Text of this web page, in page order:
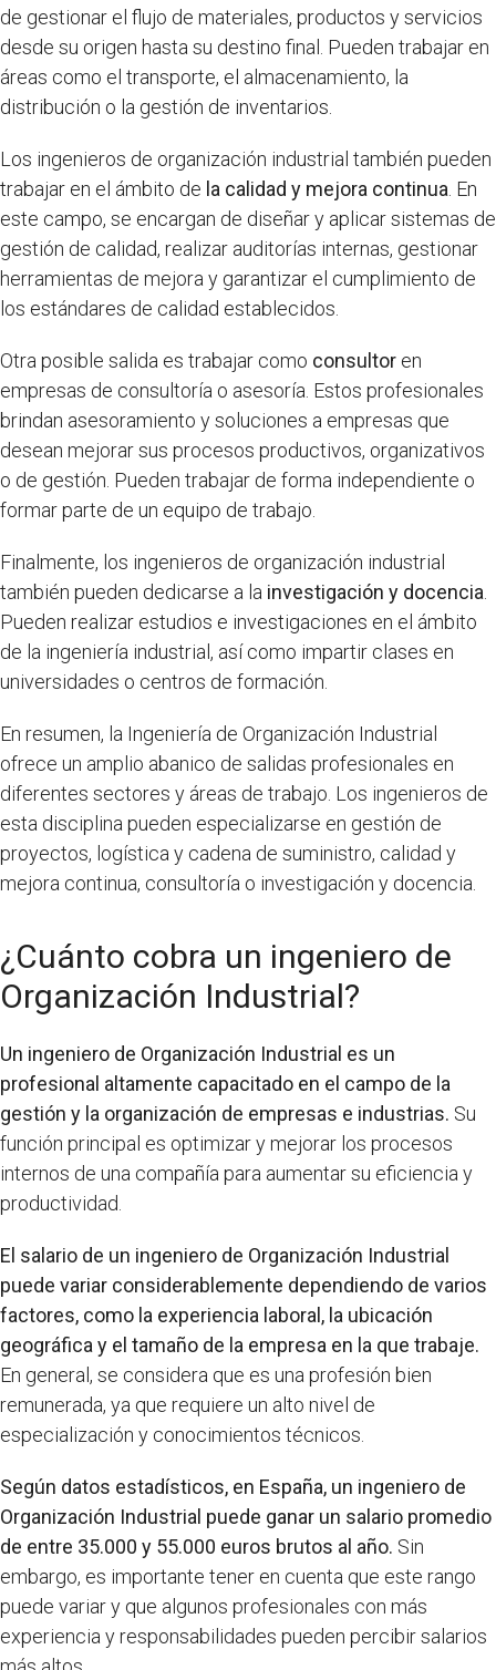
de gestionar el flujo de materiales, productos y servicios
desde su origen hasta su destino final. Pueden trabajar en
áreas como el transporte, el almacenamiento, la
distribución o la gestión de inventarios.
Los ingenieros de organización industrial también pueden
trabajar en el ámbito de la calidad y mejora continua . En
este campo, se encargan de diseñar y aplicar sistemas de
gestión de calidad, realizar auditorías internas, gestionar
herramientas de mejora y garantizar el cumplimiento de
los estándares de calidad establecidos.
Otra posible salida es trabajar como consultor en
empresas de consultoría o asesoría. Estos profesionales
brindan asesoramiento y soluciones a empresas que
desean mejorar sus procesos productivos, organizativos
o de gestión. Pueden trabajar de forma independiente o
formar parte de un equipo de trabajo.
Finalmente, los ingenieros de organización industrial
también pueden dedicarse a la investigación y docencia
Pueden realizar estudios e investigaciones en el ámbito
de la ingeniería industrial, así como impartir clases en
universidades o centros de formación.
En resumen, la Ingeniería de Organización Industrial
ofrece un amplio abanico de salidas profesionales en
diferentes sectores y áreas de trabajo. Los ingenieros de
esta disciplina pueden especializarse en gestión de
proyectos, logística y cadena de suministro, calidad y
mejora continua, consultoría o investigación y docencia.
¿Cuánto cobra un ingeniero de
Organización Industrial?
Un ingeniero de Organización Industrial es un
profesional altamente capacitado en el campo de la
gestión y la organización de empresas e industrias. Su
función principal es optimizar y mejorar los procesos
internos de una compañía para aumentar su eficiencia y
productividad.
El salario de un ingeniero de Organización Industrial
puede variar considerablemente dependiendo de varios
factores, como la experiencia laboral, la ubicación
geográfica y el tamaño de la empresa en la que trabaje.
En general, se considera que es una profesión bien
remunerada, ya que requiere un alto nivel de
especialización y conocimientos técnicos.
Según datos estadísticos, en España, un ingeniero de
Organización Industrial puede ganar un salario promedio
de entre 35.000 y 55.000 euros brutos al año. Sin
embargo, es importante tener en cuenta que este rango
puede variar y que algunos profesionales con más
experiencia y responsabilidades pueden percibir salarios